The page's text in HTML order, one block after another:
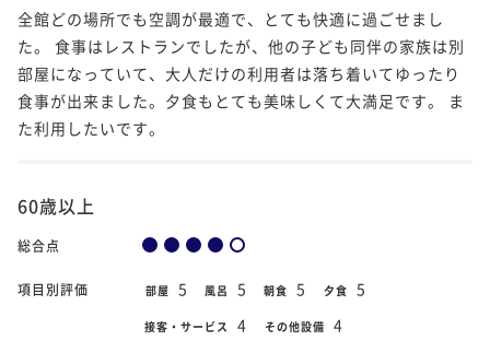
全館どの場所でも空調が最適で、とても快適に過ごせまし
た。 食事はレストランでしたが、他の子ども同伴の家族は別
部屋になっていて、大人だけの利用者は落ち着いてゆったり
食事が出来ました。夕食もとても美味しくて大満足です。 ま
た利用したいです。
60歳以上
総合点
項目別評価 部屋 5 風呂 5 朝食 5 夕食 5
接客・サービス 4 その他設備 4